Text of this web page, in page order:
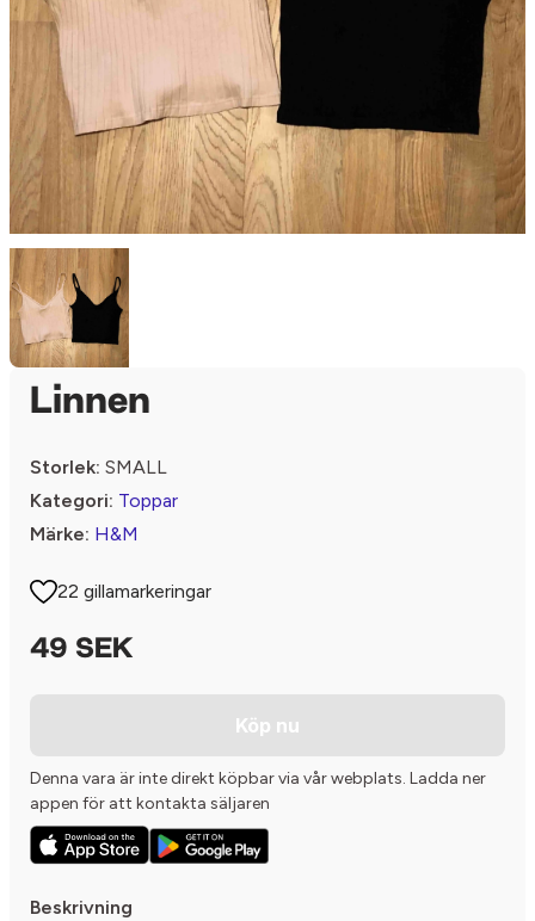
Linnen
Storlek: SMALL
Kategori: Toppar
Märke: H&M
22 gillamarkeringar
49 SEK
Köp nu
Denna vara är inte direkt köpbar via vår webplats. Ladda ner
appen för att kontakta säljaren
Beskrivning